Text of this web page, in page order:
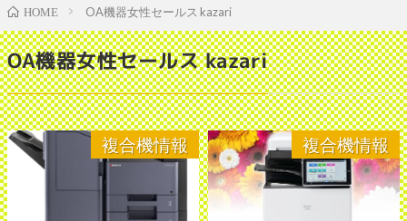
HOME OA機器女性セールス kazari
OA機器女性セールス kazari
複合機情報 複合機情報